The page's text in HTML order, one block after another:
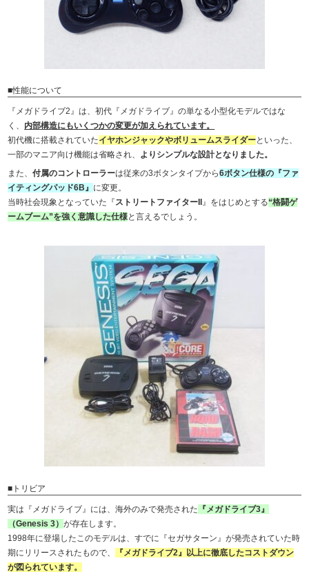
■性能について
『メガドライブ2』は、初代『メガドライブ』の単なる小型化モデルではな
く、 内部構造にもいくつかの変更が加えられています。
初代機に搭載されていたイヤホンジャックやボリュームスライダーといった、
一部のマニア向け機能は省略され、 よりシンプルな設計となりました。
また、付属のコントローラーは従来の3ボタンタイプから6ボタン仕様の『ファ
イティングパッド6B』 に変更。
当時社会現象となっていた『ストリートファイターII 』をはじめとする“格闘ゲ
ームブーム”を強く意識した仕様と言えるでしょう。
■トリビア
実は『メガドライブ』には、海外のみで発売された 『メガドライブ3』
（Genesis 3）が存在します。
1998年に登場したこのモデルは、すでに『セガサターン』が発売されていた時
期にリリースされたもので、
『メガドライブ2』以上に徹底したコストダウン
が図られています。